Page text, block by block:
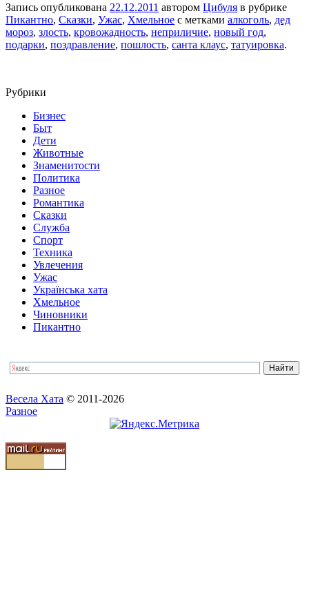
Запись опубликована 22.12.2011 автором Цибуля в рубрике
Пикантно, Сказки, Ужас, Хмельное с метками алкоголь, дед
мороз, злость, кровожадность, неприличие, новый год,
подарки, поздравление, пошлость, санта клаус, татуировка.
Рубрики
Бизнес
Быт
Дети
Животные
Знаменитости
Политика
Разное
Романтика
Сказки
Служба
Спорт
Техника
Увлечения
Ужас
Українська хата
Хмельное
Чиновники
Пикантно
Весела Хата © 2011-2026
Разное